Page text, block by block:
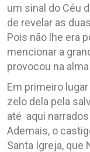
um sinal do Céu
de revelar as
Pois não lhe era
mencionar a
provocou na
Em primeiro
zelo dela pela
até aqui
Ademais, o
Santa Igreja, que